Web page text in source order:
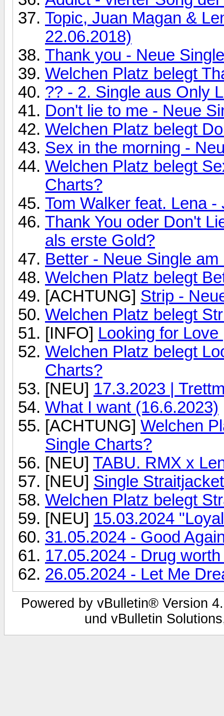
Topic, Juan Magan &
22.06.2018)
Thank you - Neue
Welchen Platz belegt
?? - 2. Single aus Only
Don't lie to me - Neue
Welchen Platz belegt
Sex in the morning -
Welchen Platz belegt
Charts?
Tom Walker feat. Lena
Thank You oder Don't
als erste Gold?
Better - Neue Single am
Welchen Platz belegt
[ACHTUNG] Strip -
Welchen Platz belegt
[INFO] Looking for
Welchen Platz belegt
Charts?
[NEU] 17.3.2023 |
What I want (16.6.2023)
[ACHTUNG] Welchen
Single Charts?
[NEU] TABU. RMX x
[NEU] Single
Welchen Platz belegt
[NEU] 15.03.2024
31.05.2024 - Good
17.05.2024 - Drug
26.05.2024 - Let Me
Powered by vBulletin® Version
und vBulletin